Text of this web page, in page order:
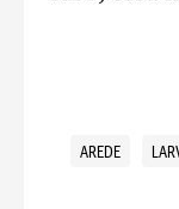
AREDE